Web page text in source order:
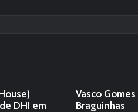
DHI em
Vasco
Braguinhas